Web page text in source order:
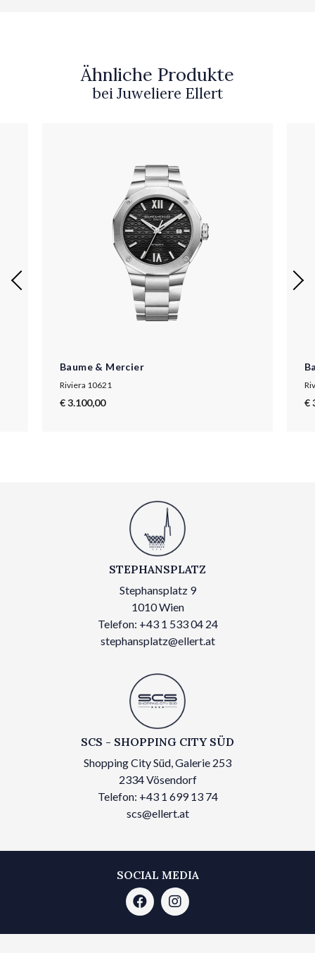
Ähnliche Produkte
bei Juweliere Ellert
Baume & Mercier
Riviera 10621
€ 3.100,00 €
STEPHANSPLATZ
Stephansplatz 9
1010 Wien
Telefon: +43 1 533 04 24
stephansplatz@ellert.at
SCS - SHOPPING CITY SÜD
Shopping City Süd, Galerie 253
2334 Vösendorf
Telefon: +43 1 699 13 74
scs@ellert.at
SOCIAL MEDIA